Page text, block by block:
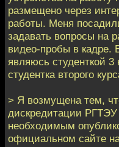
размещено через
работы. Меня
задавать вопросы на
видео-пробы в кадре.
являюсь студенткой 3
студентка второго
> Я возмущена тем,
дискредитации
необходимым
официальном сайте